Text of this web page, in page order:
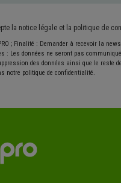
la notice légale et la politique de
; Finalité : Demander à recevoir la
: Les données ne seront pas
des données ainsi que le reste
notre politique de confidentialité.